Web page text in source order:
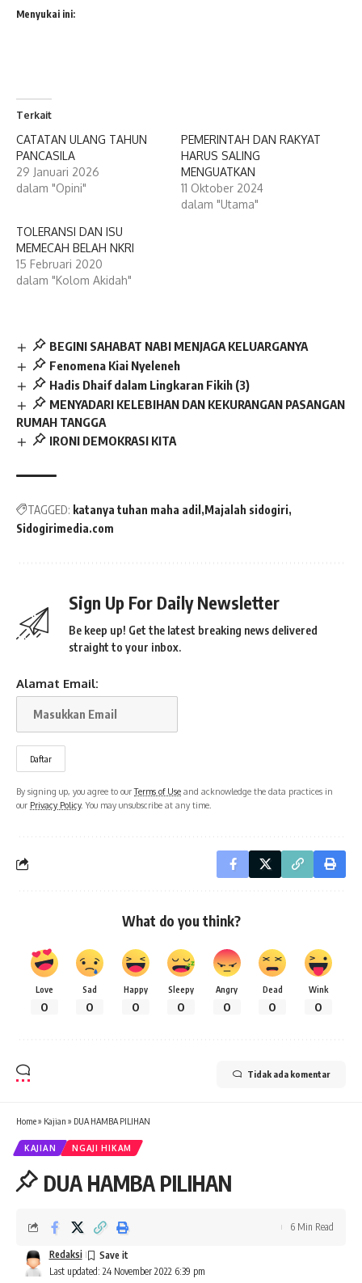
Menyukai ini:
Terkait
CATATAN ULANG TAHUN
PANCASILA
29 Januari 2026
dalam "Opini"
PEMERINTAH DAN RAKYAT
HARUS SALING
MENGUATKAN
11 Oktober 2024
dalam "Utama"
TOLERANSI DAN ISU
MEMECAH BELAH NKRI
15 Februari 2020
dalam "Kolom Akidah"
BEGINI SAHABAT NABI MENJAGA KELUARGANYA
Fenomena Kiai Nyeleneh
Hadis Dhaif dalam Lingkaran Fikih (3)
MENYADARI KELEBIHAN DAN KEKURANGAN PASANGAN
RUMAH TANGGA
IRONI DEMOKRASI KITA
TAGGED: katanya tuhan maha adil Majalah sidogiri
Sidogirimedia.com
Sign Up For Daily Newsletter
Be keep up! Get the latest breaking news delivered
straight to your inbox.
Alamat Email:
By signing up, you agree to ourTerms of Use and acknowledge the data practices in
our Privacy Policy. You may unsubscribe at any time.
What do you think?
Love
0
Sad
0
Happy
0
Sleepy
0
Angry
0
Dead
0
Wink
0
Tidak ada komentar
Home» Kajian » DUA HAMBA PILIHAN
KAJIAN NGAJI HIKAM
DUA HAMBA PILIHAN
Last updated: 24 November 2022 6:39 pm
Redaksi
6 Min Read